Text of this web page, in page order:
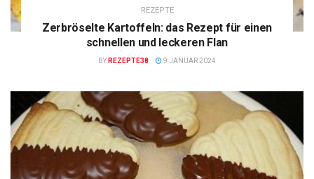
REZEPTE
Zerbröselte Kartoffeln: das Rezept für einen
schnellen und leckeren Flan
BY REZEPTE38 9 JANUAR 2024